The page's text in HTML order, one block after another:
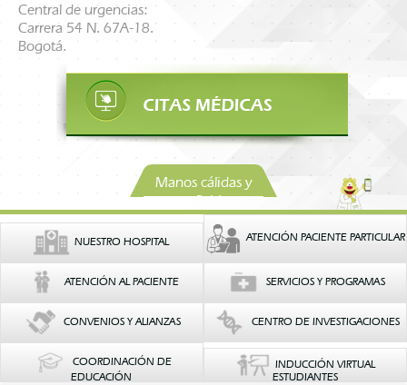
Central de urgencias:
Carrera 54 N. 67A-18.
Bogotá.
Manos cálidas y
confiables
NUESTRO HOSPITAL ATENCIÓN PACIENTE PARTICULAR
ATENCIÓN AL PACIENTE SERVICIOS Y PROGRAMAS
CONVENIOS Y ALIANZAS CENTRO DE INVESTIGACIONES
COORDINACIÓN DE
EDUCACIÓN
INDUCCIÓN VIRTUAL
ESTUDIANTES